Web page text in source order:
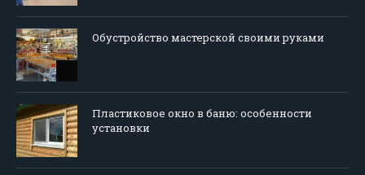
Обустройство мастерской своими руками
Пластиковое окно в баню: особенности
установки